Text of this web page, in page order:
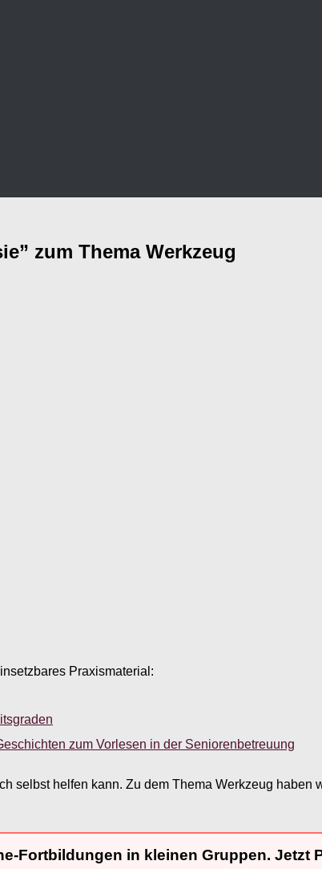
zum Thema Werkzeug
Praxismaterial:
zum Vorlesen in der Seniorenbetreuung
selbst helfen kann. Zu dem Thema Werkzeug haben
Fortbildungen in kleinen Gruppen. Jetzt